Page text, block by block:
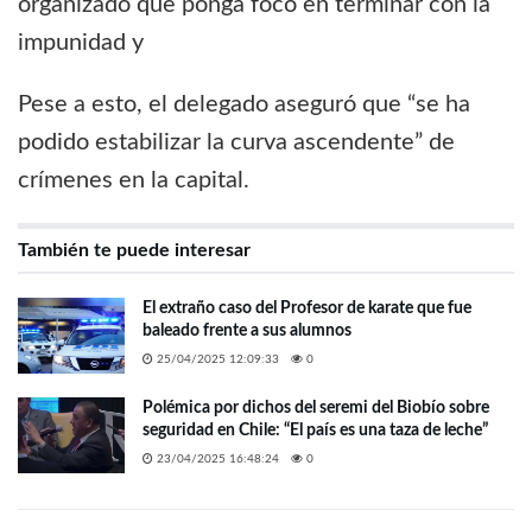
Pese a esto, el delegado aseguró que “se ha
podido estabilizar la curva ascendente” de
crímenes en la capital.
También te puede interesar
El extraño caso del Profesor de karate que fue
baleado frente a sus alumnos
25/04/2025 12:09:33 0
Polémica por dichos del seremi del Biobío sobre
seguridad en Chile: “El país es una taza de leche”
23/04/2025 16:48:24 0